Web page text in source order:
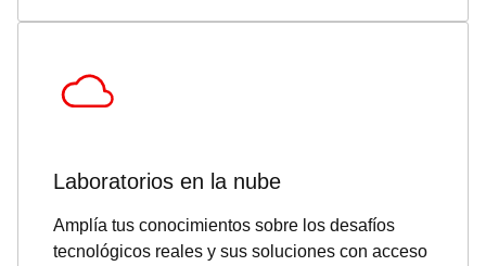
Laboratorios en la nube
Amplía tus conocimientos sobre los desafíos
tecnológicos reales y sus soluciones con acceso